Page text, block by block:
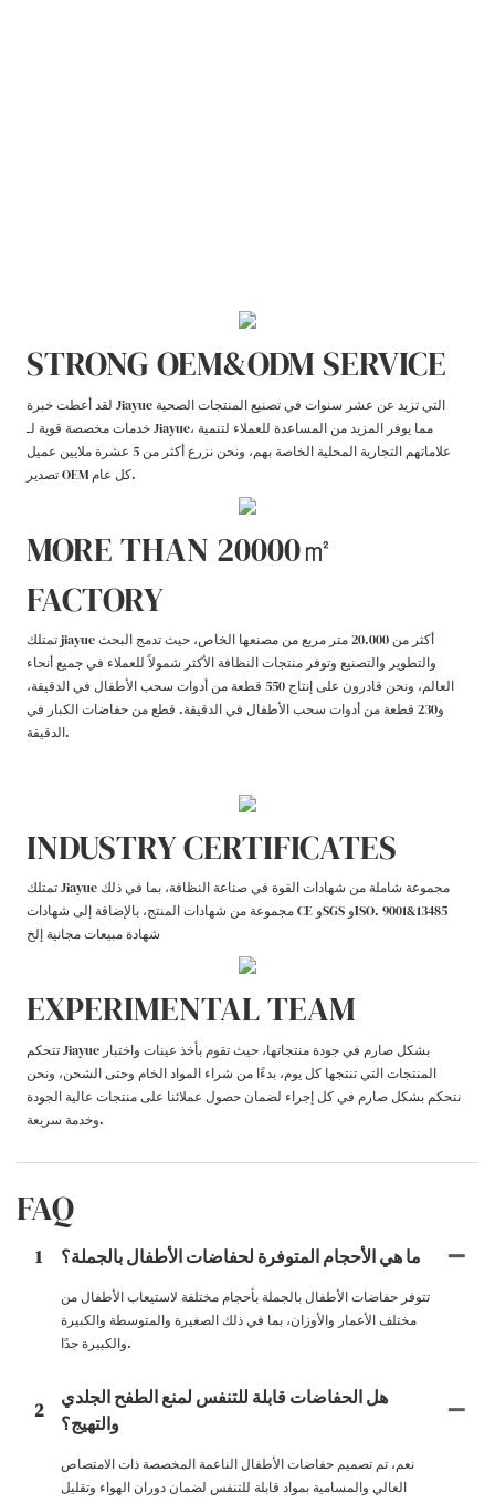
STRONG OEM&ODM SERVICE
لقد أعطت خبرة Jiayue التي تزيد عن عشر سنوات في تصنيع المنتجات الصحية
خدمات مخصصة قوية لـ Jiayue، مما يوفر المزيد من المساعدة للعملاء لتنمية
علاماتهم التجارية المحلية الخاصة بهم، ونحن نزرع أكثر من 5 عشرة ملايين عميل
تصدير OEM كل عام.
MORE THAN 20000㎡
FACTORY
تمتلك jiayue أكثر من 20.000 متر مربع من مصنعها الخاص، حيث تدمج البحث
والتطوير والتصنيع وتوفر منتجات النظافة الأكثر شمولاً للعملاء في جميع أنحاء
العالم، ونحن قادرون على إنتاج 550 قطعة من أدوات سحب الأطفال في الدقيقة،
و230 قطعة من أدوات سحب الأطفال في الدقيقة. قطع من حفاضات الكبار في
الدقيقة.
INDUSTRY CERTIFICATES
تمتلك Jiayue مجموعة شاملة من شهادات القوة في صناعة النظافة، بما في ذلك
مجموعة من شهادات المنتج، بالإضافة إلى شهادات CE وSGS وISO. 9001&13485
EXPERIMENTAL TEAM
تتحكم Jiayue بشكل صارم في جودة منتجاتها، حيث تقوم بأخذ عينات واختبار
المنتجات التي تنتجها كل يوم، بدءًا من شراء المواد الخام وحتى الشحن، ونحن
نتحكم بشكل صارم في كل إجراء لضمان حصول عملائنا على منتجات عالية الجودة
وخدمة سريعة.
FAQ
1 ما هي الأحجام المتوفرة لحفاضات الأطفال بالجملة؟
تتوفر حفاضات الأطفال بالجملة بأحجام مختلفة لاستيعاب الأطفال من
مختلف الأعمار والأوزان، بما في ذلك الصغيرة والمتوسطة والكبيرة
والكبيرة جدًا.
2
هل الحفاضات قابلة للتنفس لمنع الطفح الجلدي
والتهيج؟
نعم، تم تصميم حفاضات الأطفال الناعمة المخصصة ذات الامتصاص
العالي والمسامية بمواد قابلة للتنفس لضمان دوران الهواء وتقليل